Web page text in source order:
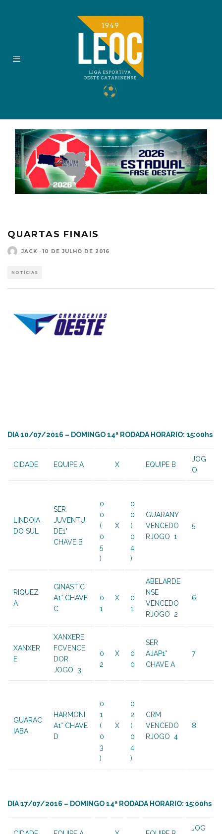
QUARTAS FINAIS
JACK · 10 DE JULHO DE 2016
NOTÍCIAS
DIA 10/07/2016 – DOMINGO 14ª RODADA HORARIO: 15:00hs
CIDADE EQUIPE A X EQUIPE B
JOG
O
LINDOIA
DO SUL
SER
JUVENTU
DE1°
CHAVE B
0
0
(
0
5
)
X
0
0
(
0
4
)
GUARANY
VENCEDO
RJOGO 1
5
RIQUEZ
A
GINASTIC
A1° CHAVE
C
0
1
X
0
1
ABELARDE
NSE
VENCEDO
RJOGO 2
6
XANXER
E
XANXERE
FCVENCE
DOR
JOGO 3
0
2
X
0
0
SER
AJAP1°
CHAVE A
7
GUARAC
IABA
HARMONI
A1° CHAVE
D
0
1
(
0
3
)
X
0
2
(
0
4
)
CRM
VENCEDO
RJOGO 4
8
DIA 17/07/2016 – DOMINGO 14ª RODADA HORARIO: 15:00hs
JOG